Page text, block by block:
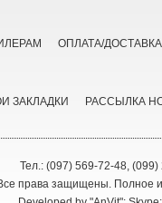
ОПЛАТА/ДОСТАВКА
ЗАКЛАДКИ РАССЫЛКА
Тел.: (097) 569-72-48,
права защищены. Полное